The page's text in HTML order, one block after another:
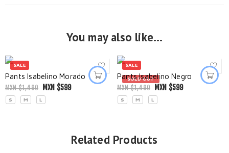
You may also like…
SALE
Pants Isabelino Morado
MXN $1,490 MXN $599
S M L
SALE
SOLD OUT
Pants Isabelino Negro
MXN $1,490 MXN $599
S M L
Related Products